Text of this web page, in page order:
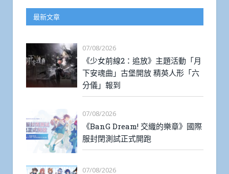
最新文章
07/08/2026
《少女前線2：追放》主題活動「月
下安魂曲」古堡開放 精英人形「六
分儀」報到
07/08/2026
《BanG Dream! 交織的樂章》國際
服封閉測試正式開跑
07/08/2026